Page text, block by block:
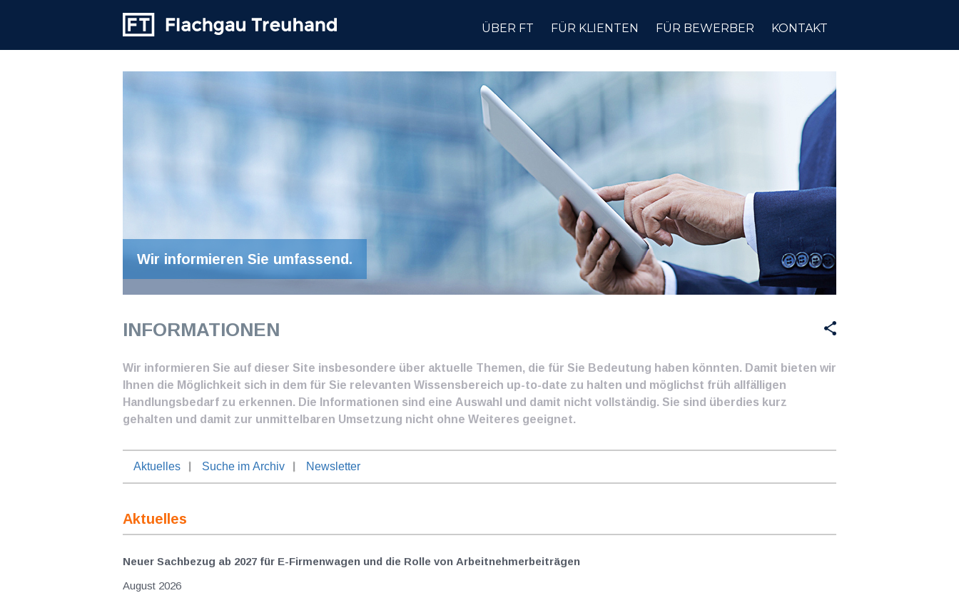
ÜBER FT FÜR KLIENTEN FÜR BEWERBER KONTAKT
Wir informieren Sie umfassend.
INFORMATIONEN
Wir informieren Sie auf dieser Site insbesondere über aktuelle Themen, die für Sie Bedeutung haben könnten. Damit bieten wir
Ihnen die Möglichkeit sich in dem für Sie relevanten Wissensbereich up-to-date zu halten und möglichst früh allfälligen
Handlungsbedarf zu erkennen. Die Informationen sind eine Auswahl und damit nicht vollständig. Sie sind überdies kurz
gehalten und damit zur unmittelbaren Umsetzung nicht ohne Weiteres geeignet.
Aktuelles Suche im Archiv Newsletter
Aktuelles
Neuer Sachbezug ab 2027 für E-Firmenwagen und die Rolle von Arbeitnehmer​­beiträgen
August 2026